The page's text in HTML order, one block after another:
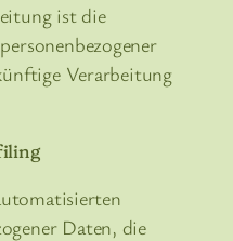
ist die
Verarbeitung
Daten, die